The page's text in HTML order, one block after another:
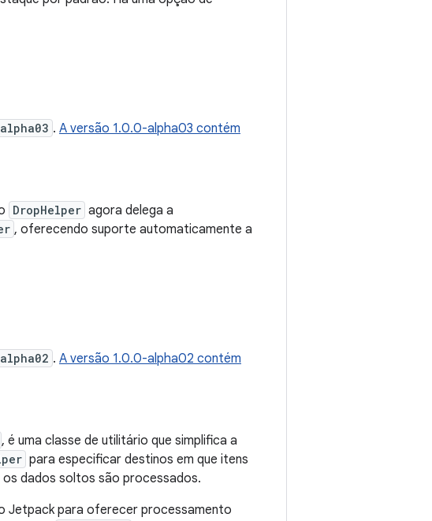
. A versão 1.0.0-alpha03 contém
DropHelper agora delega a
, oferecendo suporte automaticamente a
. A versão 1.0.0-alpha02 contém
, é uma classe de utilitário que simplifica a
para especificar destinos em que itens
dados soltos são processados.
Jetpack para oferecer processamento